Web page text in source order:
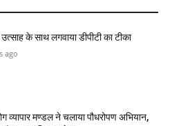
के साथ लगवाया डीपीटी का टीका
ago
व्यापार मण्डल ने चलाया पौधरोपण अभियान,